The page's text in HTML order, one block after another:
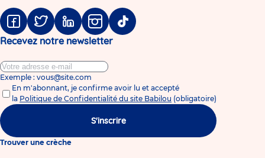
FacebookTwitter LinkedinInstagramTiktok
Recevez notre newsletter
Exemple : vous@site.com
En m'abonnant, je confirme avoir lu et accepté
la Politique de Confidentialité du site Babilou (obligatoire)
S'inscrire
Trouver une crèche